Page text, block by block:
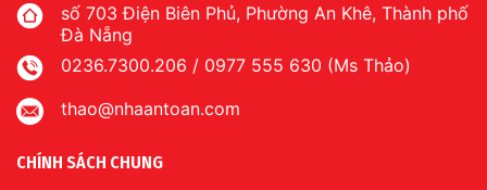
số 703 Điện Biên Phủ, Phường An Khê, Thành phố
Đà Nẵng
0236.7300.206 / 0977 555 630 (Ms Thảo)
thao@nhaantoan.com
CHÍNH SÁCH CHUNG